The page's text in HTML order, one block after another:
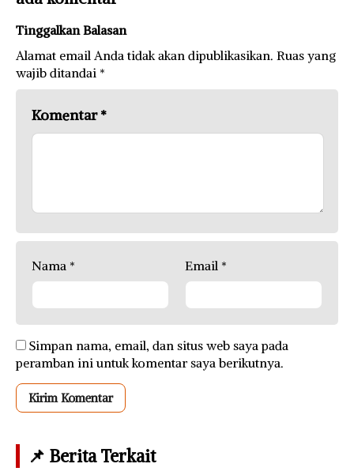
Tinggalkan Balasan
Alamat email Anda tidak akan dipublikasikan. Ruas yang
wajib ditandai *
Komentar*
Nama * Email *
Simpan nama, email, dan situs web saya pada
peramban ini untuk komentar saya berikutnya.
📌 Berita Terkait